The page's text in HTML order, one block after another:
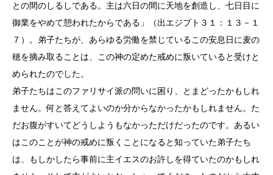
との間のしるしである。主は六日の間に天地を創造し、七日目に
御業をやめて憩われたからである」（出エジプト３１：１３－１
７）。弟子たちが、あらゆる労働を禁じているこの安息日に麦の
穂を摘み取ることは、この神の定めた戒めに叛いていると受けと
められたのでした。
弟子たちはこのファリサイ派の問いに困り、とまどったかもしれ
ません。何と答えてよいのか分からなかったかもしれません。た
だお腹がすいてどうしようもなかっただけだったのです。あるい
はこのことが神の戒めに叛くことになると知っていた弟子たち
は、もしかしたら事前に主イエスのお許しを得ていたのかもしれ